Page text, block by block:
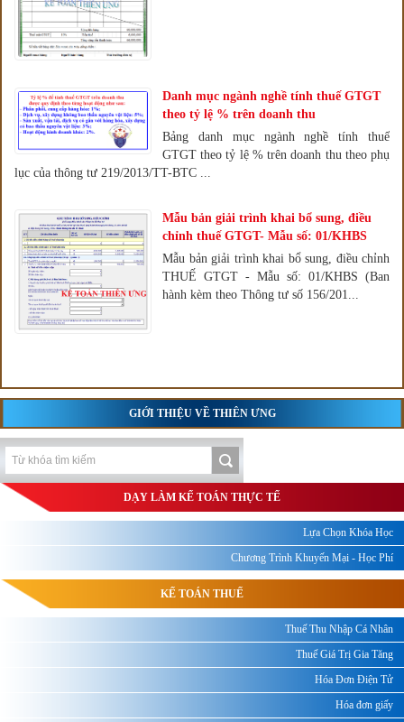
Danh mục ngành nghề tính thuế GTGT
theo tỷ lệ % trên doanh thu
Bảng danh mục ngành nghề tính thuế
GTGT theo tỷ lệ % trên doanh thu theo phụ
lục của thông tư 219/2013/TT-BTC ...
Mẫu bản giải trình khai bổ sung, điều
chỉnh thuế GTGT- Mẫu số: 01/KHBS
Mẫu bản giải trình khai bổ sung, điều chỉnh
THUẾ GTGT - Mẫu số: 01/KHBS (Ban
hành kèm theo Thông tư số 156/201...
GIỚI THIỆU VỀ THIÊN ƯNG
DẠY LÀM KẾ TOÁN THỰC TẾ
Lựa Chọn Khóa Học
Chương Trình Khuyến Mại - Học Phí
KẾ TOÁN THUẾ
Thuế Thu Nhập Cá Nhân
Thuế Giá Trị Gia Tăng
Hóa Đơn Điện Tử
Hóa đơn giấy